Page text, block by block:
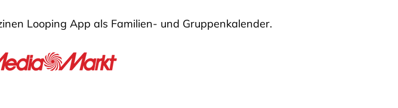
Looping App als Familien- und Gruppenkalender.